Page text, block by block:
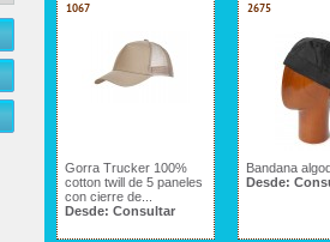
1067
Gorra Trucker 100%
cotton twill de 5 paneles
con cierre de...
Desde: Consultar
2675
Bandana
Desde: